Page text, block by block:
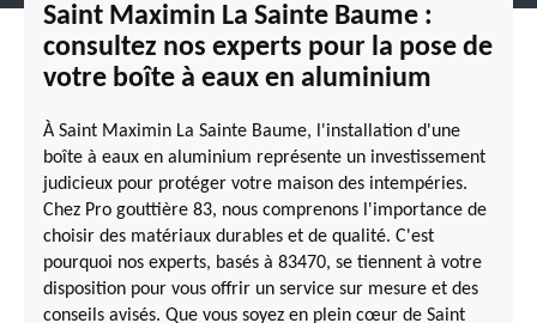
Saint Maximin La Sainte Baume :
consultez nos experts pour la pose de
votre boîte à eaux en aluminium
À Saint Maximin La Sainte Baume, l'installation d'une
boîte à eaux en aluminium représente un investissement
judicieux pour protéger votre maison des intempéries.
Chez Pro gouttière 83, nous comprenons l'importance de
choisir des matériaux durables et de qualité. C'est
pourquoi nos experts, basés à 83470, se tiennent à votre
disposition pour vous offrir un service sur mesure et des
conseils avisés. Que vous soyez en plein cœur de Saint